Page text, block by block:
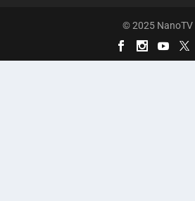
© 2025 NanoTV